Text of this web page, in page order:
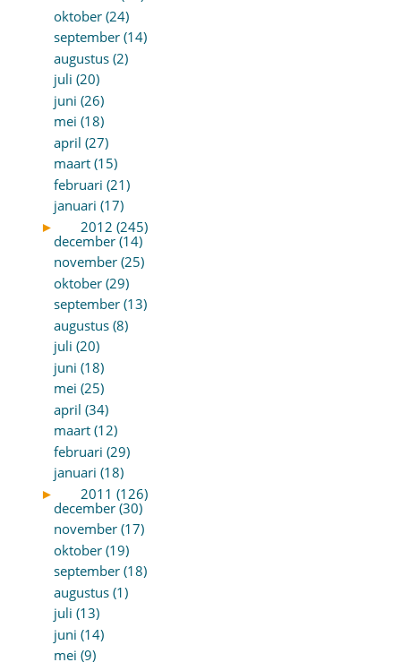
oktober (24)
september (14)
augustus (2)
juli (20)
juni (26)
mei (18)
april (27)
maart (15)
februari (21)
januari (17)
►
2012 (245)
december (14)
november (25)
oktober (29)
september (13)
augustus (8)
juli (20)
juni (18)
mei (25)
april (34)
maart (12)
februari (29)
januari (18)
►
2011 (126)
december (30)
november (17)
oktober (19)
september (18)
augustus (1)
juli (13)
juni (14)
mei (9)